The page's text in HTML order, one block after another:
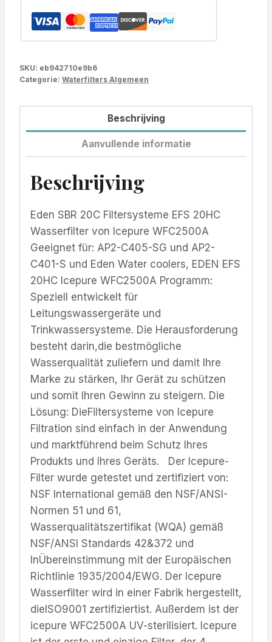
SKU: eb942710e9b6
Categorie: Waterfilters Algemeen
Beschrijving
Aanvullende informatie
Beschrijving
Eden SBR 20C Filtersysteme EFS 20HC
Wasserfilter von Icepure WFC2500A
Geeignet für: AP2-C405-SG und AP2-
C401-S und Eden Water coolers, EDEN EFS
20HC Icepure WFC2500A Programm:
Speziell entwickelt für
Leitungswassergeräte und
Trinkwassersysteme. Die Herausforderung
besteht darin,die bestmögliche
Wasserqualität zuliefern und damit Ihre
Marke zu stärken, Ihr Gerät zu schützen
und somit Ihren Gewinn zu steigern. Die
Lösung: DieFiltersysteme von Icepure
Filtration sind einfach in der Anwendung
und marktführend beim Schutz Ihres
Produkts und Ihres Geräts. Der Icepure-
Filter wurde getestet und zertifiziert von:
NSF International gemäß den NSF/ANSI-
Normen 51 und 61,
Wasserqualitätszertifikat (WQA) gemäß
NSF/ANSI Standards 42&372 und
InÜbereinstimmung mit der Europäischen
Richtlinie 1935/2004/EWG. Der Icepure
Wasserfilter wird in einer Fabrik hergestellt,
dieISO9001 zertifiziertist. Außerdem ist der
icepure WFC2500A UV-sterilisiert. Icepure